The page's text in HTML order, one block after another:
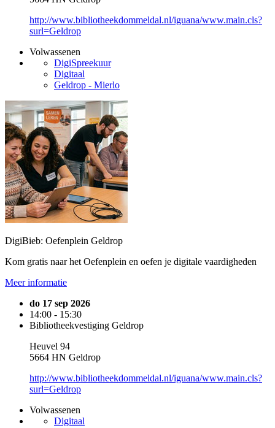
http://www.bibliotheekdommeldal.nl/iguana/www.main.cls?
surl=Geldrop
Volwassenen
DigiSpreekuur
Digitaal
Geldrop - Mierlo
DigiBieb: Oefenplein Geldrop
Kom gratis naar het Oefenplein en oefen je digitale vaardigheden
Meer informatie
do 17 sep 2026
14:00 - 15:30
Bibliotheekvestiging Geldrop
Heuvel 94
5664 HN Geldrop
http://www.bibliotheekdommeldal.nl/iguana/www.main.cls?
surl=Geldrop
Volwassenen
Digitaal